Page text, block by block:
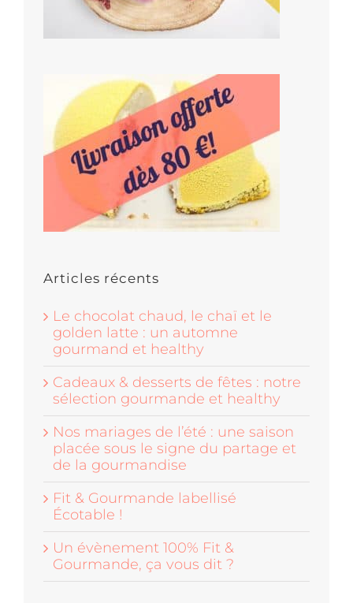
Articles récents
Le chocolat chaud, le chaï et le
golden latte : un automne
gourmand et healthy
Cadeaux & desserts de fêtes : notre
sélection gourmande et healthy
Nos mariages de l’été : une saison
placée sous le signe du partage et
de la gourmandise
Fit & Gourmande labellisé
Écotable !
Un évènement 100% Fit &
Gourmande, ça vous dit ?